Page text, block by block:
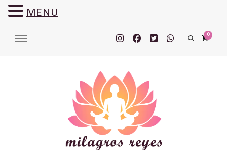
0
MENU